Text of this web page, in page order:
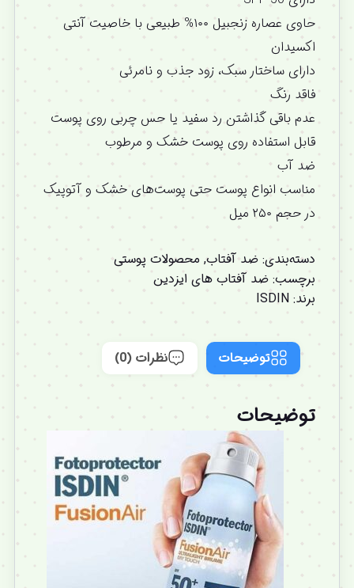
حاوی عصاره زنجبیل ۱۰۰% طبیعی با خاصیت آنتی
اکسیدان
دارای ساختار سبک، زود جذب و نامرئی
فاقد رنگ
عدم باقی گذاشتن رد سفید یا حس چربی روی پوست
قابل استفاده روی پوست خشک و مرطوب
ضد آب
مناسب انواع پوست حتی پوست‌های خشک و آتوپیک
در حجم ۲۵۰ میل
دسته‌بندی: ضد آفتاب, محصولات پوستی
برچسب: ضد آفتاب های ایزدین
برند: ISDIN
توضیحات نظرات (0)
توضیحات